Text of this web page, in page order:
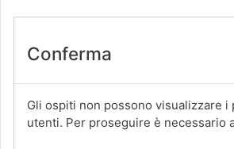
Conferma
Gli ospiti non possono visualizzare i
utenti. Per proseguire è necessario